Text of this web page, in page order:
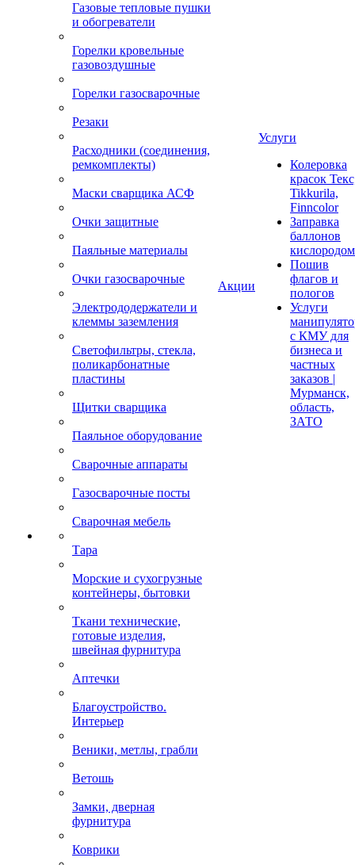
Газовые тепловые пушки
и обогреватели
Горелки кровельные
газовоздушные
Горелки газосварочные
Резаки
Расходники (соединения,
ремкомплекты)
Маски сварщика АСФ
Очки защитные
Паяльные материалы
Очки газосварочные
Электрододержатели и
клеммы заземления
Светофильтры, стекла,
поликарбонатные
пластины
Щитки сварщика
Паяльное оборудование
Сварочные аппараты
Газосварочные посты
Сварочная мебель
Тара
Морские и сухогрузные
контейнеры, бытовки
Ткани технические,
готовые изделия,
швейная фурнитура
Аптечки
Благоустройство.
Интерьер
Веники, метлы, грабли
Ветошь
Замки, дверная
фурнитура
Коврики
Акции
Услуги
Колеровка
красок
Tikkurila,
Finncolor
Заправка
баллонов
кислородом
Пошив
флагов и
пологов
Услуги
с КМУ для
бизнеса и
частных
заказов |
Мурманск,
область,
ЗАТО